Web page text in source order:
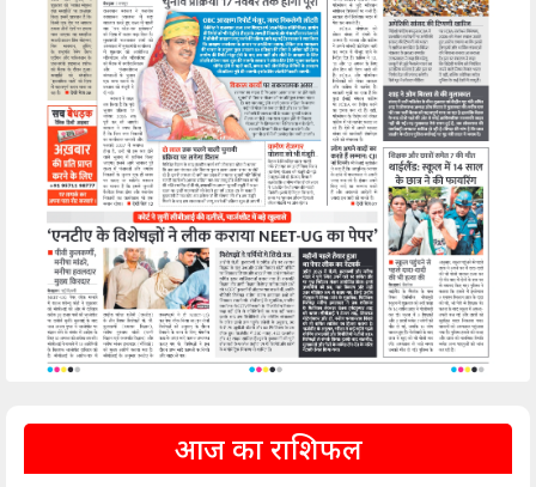
आज का राशिफल